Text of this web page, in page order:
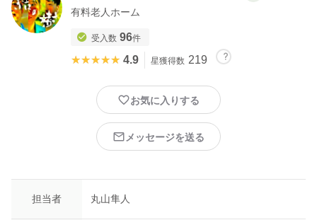
※ 経験した内容の振り返りとして体験レポート記入のご協力をお
願いしております。
※ 感染予防対策の一環として急遽中止になる場合がございます。
※ 感染拡大予防のため、手洗いうがい当日の検温のご協力およ
て頂いております。ご理解、ご協力のほどお願い致します。
sub_confirmation=1
有料老人ホーム
受入数 96件
★★★★★
★★★★★ 4.9 星獲得数 219
お気に入りする
メッセージを送る
担当者 丸山隼人